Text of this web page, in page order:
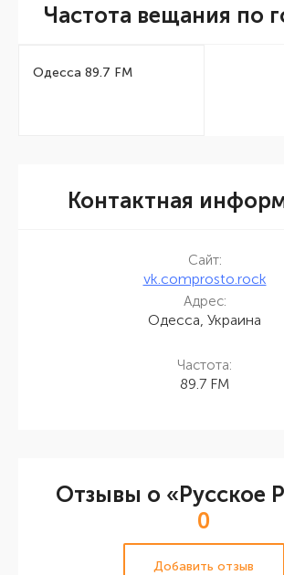
Частота вещания по
Одесса 89.7 FM
Контактная
Сайт:
vk.comprosto.rock
Адрес:
Одесса, Украина
Частота:
89.7 FM
Отзывы о «Русское
0
Добавить отзыв